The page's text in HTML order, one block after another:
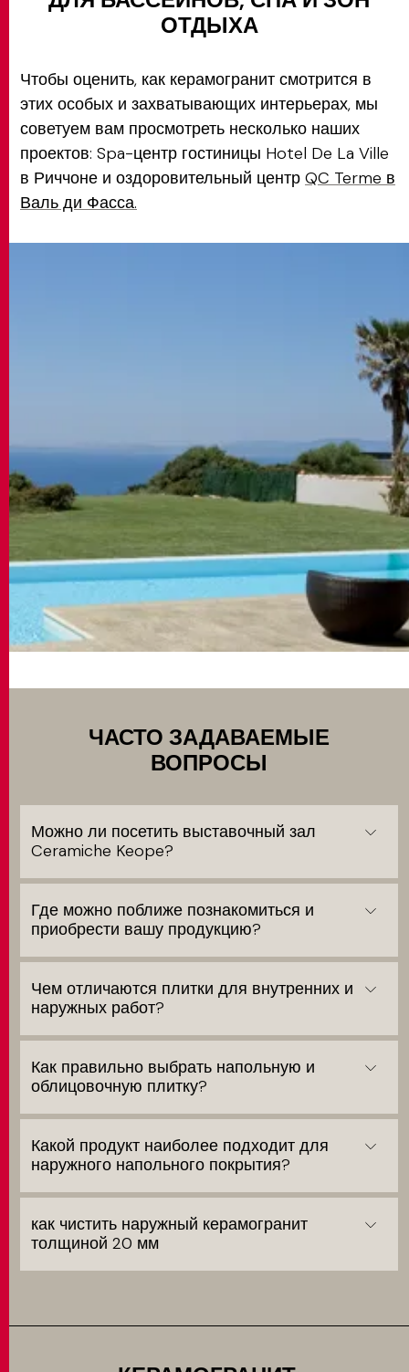
ОТДЫХА
Чтобы оценить, как керамогранит смотрится в
этих особых и захватывающих интерьерах, мы
советуем вам просмотреть несколько наших
проектов: Spa-центр гостиницы Hotel De La Ville
в Риччоне и оздоровительный центр QC Terme в
Валь ди Фасса.
ЧАСТО ЗАДАВАЕМЫЕ
ВОПРОСЫ
Можно ли посетить выставочный зал
Ceramiche Keope?
Где можно поближе познакомиться и
приобрести вашу продукцию?
Чем отличаются плитки для внутренних и
наружных работ?
Как правильно выбрать напольную и
облицовочную плитку?
Какой продукт наиболее подходит для
наружного напольного покрытия?
как чистить наружный керамогранит
толщиной 20 мм